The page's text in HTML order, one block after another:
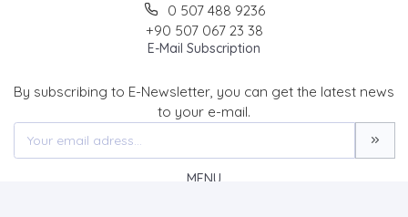
0 507 488 9236
+90 507 067 23 38
E-Mail Subscription
By subscribing to E-Newsletter, you can get the latest news
to your e-mail.
MENU